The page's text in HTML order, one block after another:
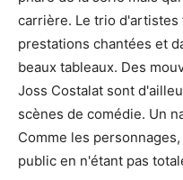
carrière. Le trio
prestations chantées et
beaux tableaux. Des
Joss Costalat sont
scènes de comédie. Un
Comme les
public en n'étant pas